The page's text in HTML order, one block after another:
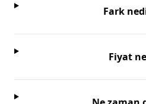
Fark
Fiyat